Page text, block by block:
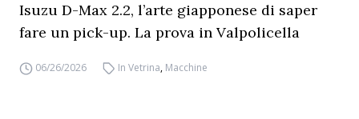
Isuzu D-Max 2.2, l’arte giapponese di saper
fare un pick-up. La prova in Valpolicella
06/26/2026 In Vetrina, Macchine